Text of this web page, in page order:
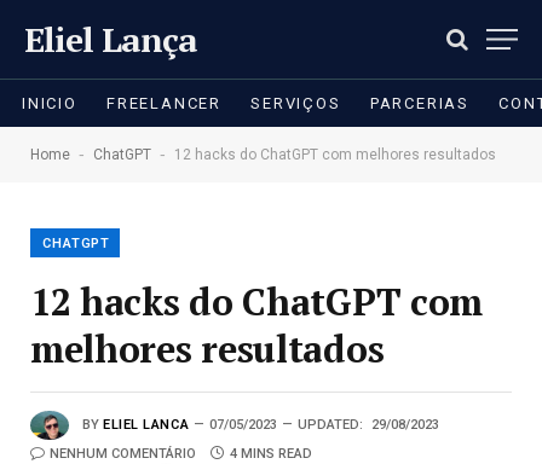
Eliel Lança
INICIO FREELANCER SERVIÇOS PARCERIAS
Home - ChatGPT - 12 hacks do ChatGPT com melhores resultados
CHATGPT
12 hacks do ChatGPT com
melhores resultados
BY ELIEL LANCA 07/05/2023 UPDATED:
29/08/2023
NENHUM COMENTÁRIO
4 MINS READ